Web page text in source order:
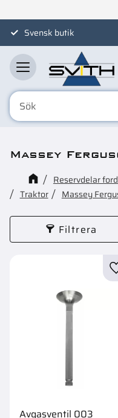
MenySvensk butik
Massey
Reservdelar
Traktor
Massey
Filtrera
Avgasventil 003